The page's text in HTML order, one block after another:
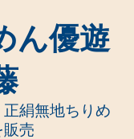
ん優遊
絹無地ちりめ
販売